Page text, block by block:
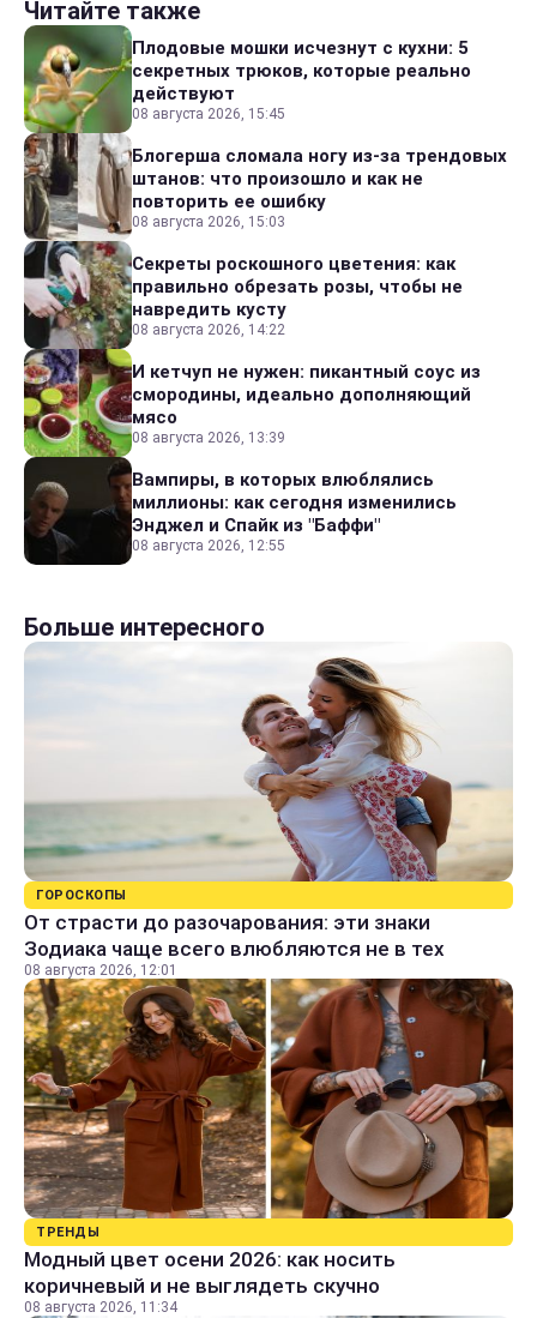
Читайте также
Плодовые мошки исчезнут с кухни: 5
секретных трюков, которые реально
действуют
08 августа 2026, 15:45
Блогерша сломала ногу из-за трендовых
штанов: что произошло и как не
повторить ее ошибку
08 августа 2026, 15:03
Секреты роскошного цветения: как
правильно обрезать розы, чтобы не
навредить кусту
08 августа 2026, 14:22
И кетчуп не нужен: пикантный соус из
смородины, идеально дополняющий
мясо
08 августа 2026, 13:39
Вампиры, в которых влюблялись
миллионы: как сегодня изменились
Энджел и Спайк из "Баффи"
08 августа 2026, 12:55
Больше интересного
ГОРОСКОПЫ
От страсти до разочарования: эти знаки
Зодиака чаще всего влюбляются не в тех
08 августа 2026, 12:01
ТРЕНДЫ
Модный цвет осени 2026: как носить
коричневый и не выглядеть скучно
08 августа 2026, 11:34